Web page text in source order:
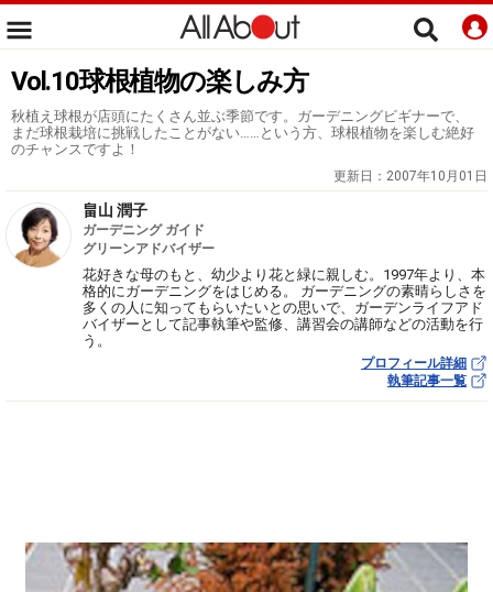
Vol.10球根植物の楽しみ方
秋植え球根が店頭にたくさん並ぶ季節です。ガーデニングビギナーで、
まだ球根栽培に挑戦したことがない……という方、球根植物を楽しむ絶好
のチャンスですよ！
更新日： 2007年10月01日
畠山 潤子
ガーデニング ガイド
グリーンアドバイザー
花好きな母のもと、幼少より花と緑に親しむ。1997年より、本
格的にガーデニングをはじめる。 ガーデニングの素晴らしさを
多くの人に知ってもらいたいとの思いで、ガーデンライフアド
バイザーとして記事執筆や監修、講習会の講師などの活動を行
う。
プロフィール詳細
執筆記事一覧